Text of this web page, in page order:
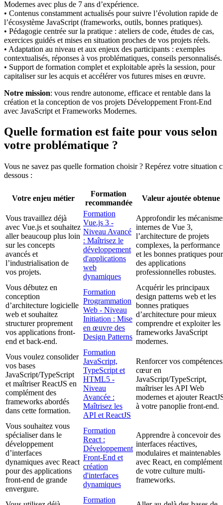
Modernes avec plus de 7 ans d’expérience.
• Contenus constamment actualisés pour suivre l’évolution rapide de
l’écosystème JavaScript (frameworks, outils, bonnes pratiques).
• Pédagogie centrée sur la pratique : ateliers de code, études de cas,
exercices guidés et mises en situation proches de vos projets réels.
• Adaptation au niveau et aux enjeux des participants : exemples
contextualisés, réponses à vos problématiques, conseils personnalisés.
• Support de formation complet et exploitable après la session, pour
capitaliser sur les acquis et accélérer vos futures mises en œuvre.
Notre mission: vous rendre autonome, efficace et rentable dans la
création et la conception de vos projets Développement Front-End
avec JavaScript et Frameworks Modernes.
Quelle formation est faite pour vous selon
votre problématique ?
Vous ne savez pas quelle formation choisir ? Repérez votre situation
dessous :
Votre enjeu métier
Formation
recommandée
Valeur ajoutée obtenue
Vous travaillez déjà
avec Vue.js et souhaitez
aller beaucoup plus loin
sur les concepts
avancés et
l’industrialisation de
vos projets.
Formation
Vue.js 3 -
Niveau Avancé
: Maîtrisez le
développement
d'applications
web
dynamiques
Approfondir les
internes de Vue 3,
l’architecture de projets
complexes, la performance
et les bonnes pratiques pour
des applications
professionnelles robustes.
Vous débutez en
conception
d’architecture logicielle
web et souhaitez
structurer proprement
vos applications front-
end et back-end.
Formation
Programmation
Web - Niveau
Initiation : Mise
en œuvre des
Design Patterns
Acquérir les principaux
design patterns web et les
bonnes pratiques
d’architecture pour mieux
comprendre et exploiter les
frameworks JavaScript
modernes.
Vous voulez consolider
vos bases
JavaScript/TypeScript
et maîtriser ReactJS en
complément des
frameworks abordés
dans cette formation.
Formation
JavaScript,
TypeScript et
HTML5 -
Niveau
Avancée :
Maîtrisez les
API et ReactJS
Renforcer vos compétences
cœur en
JavaScript/TypeScript,
maîtriser les API Web
modernes et ajouter
à votre panoplie front-end.
Vous souhaitez vous
spécialiser dans le
développement
d’interfaces
dynamiques avec React
pour des applications
front-end de grande
envergure.
Formation
React :
Développement
Front-End et
création
d'interfaces
dynamiques
Apprendre à concevoir des
interfaces réactives,
modulaires et maintenables
avec React, en complément
de votre culture multi-
frameworks.
Formation